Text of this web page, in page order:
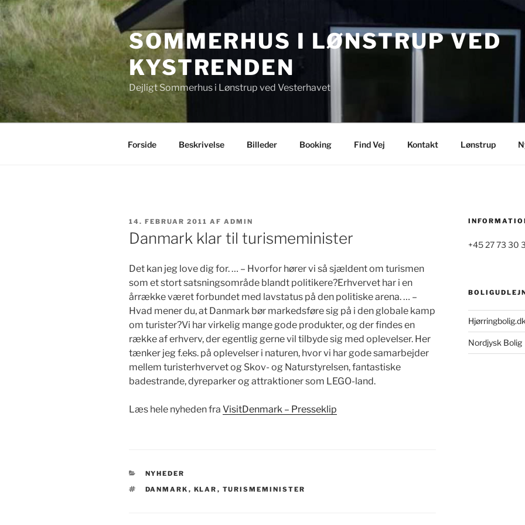
Videre
til
indhold
SOMMERHUS I LØNSTRUP VED
KYSTRENDEN
Dejligt Sommerhus i Lønstrup ved Vesterhavet
Forside Beskrivelse Billeder Booking Find Vej Kontakt Lønstrup
UDGIVET
DEN
14. FEBRUAR 2011 AF ADMIN
Danmark klar til turismeminister
Det kan jeg love dig for. … – Hvorfor hører vi så sjældent om turismen
som et stort satsningsområde blandt politikere?Erhvervet har i en
årrække været forbundet med lavstatus på den politiske arena. … –
Hvad mener du, at Danmark bør markedsføre sig på i den globale kamp
om turister?Vi har virkelig mange gode produkter, og der findes en
række af erhverv, der egentlig gerne vil tilbyde sig med oplevelser. Her
tænker jeg f.eks. på oplevelser i naturen, hvor vi har gode samarbejder
mellem turisterhvervet og Skov- og Naturstyrelsen, fantastiske
badestrande, dyreparker og attraktioner som LEGO-land.
Læs hele nyheden fra VisitDenmark – Presseklip
KATEGORIER
NYHEDER
TAGS
DANMARK , KLAR , TURISMEMINISTER
+45 27 73 30
Hjørringbolig.dk
Nordjysk Bolig